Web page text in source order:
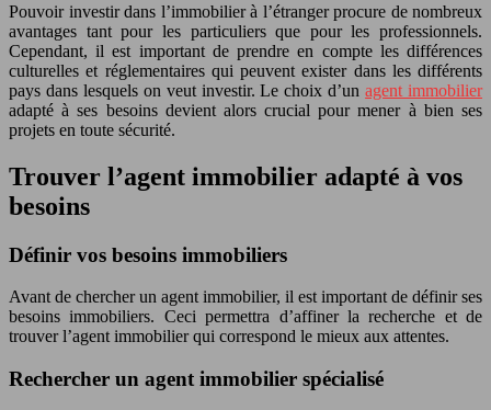
Pouvoir investir dans l’immobilier à l’étranger procure de nombreux
avantages tant pour les particuliers que pour les professionnels.
Cependant, il est important de prendre en compte les différences
culturelles et réglementaires qui peuvent exister dans les différents
pays dans lesquels on veut investir. Le choix d’unagent immobilier
adapté à ses besoins devient alors crucial pour mener à bien ses
projets en toute sécurité.
Trouver l’agent immobilier adapté à vos
besoins
Définir vos besoins immobiliers
Avant de chercher un agent immobilier, il est important de définir ses
besoins immobiliers. Ceci permettra d’affiner la recherche et de
trouver l’agent immobilier qui correspond le mieux aux attentes.
Rechercher un agent immobilier spécialisé